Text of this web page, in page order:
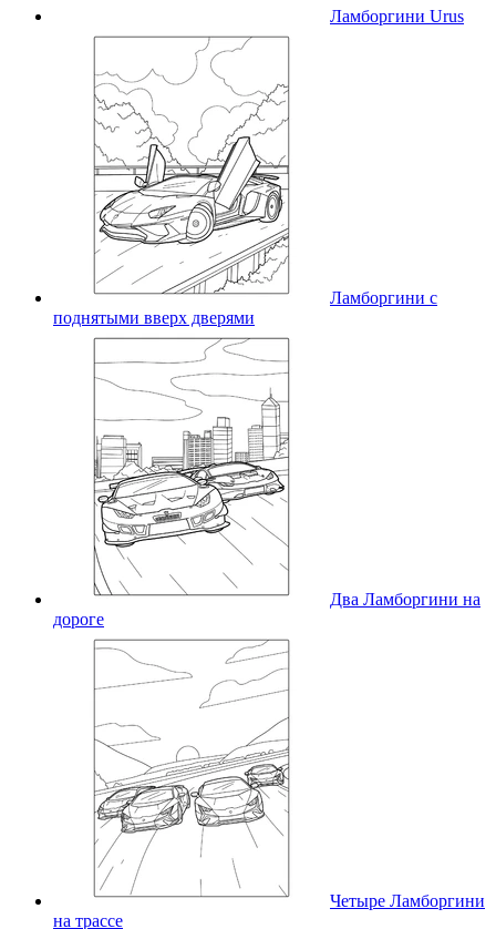
Ламборгини Urus
Ламборгини с
поднятыми вверх дверями
Два Ламборгини на
дороге
Четыре Ламборгини
на трассе